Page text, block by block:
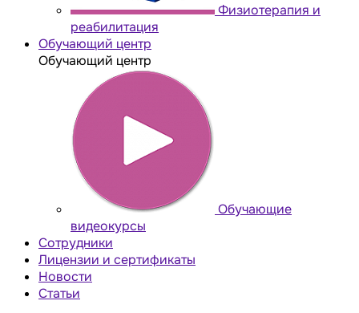
Физиотерапия и
реабилитация
Обучающий центр
Обучающий центр
Обучающие
видеокурсы
Сотрудники
Лицензии и сертификаты
Новости
Статьи